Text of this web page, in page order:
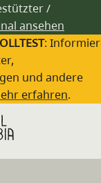
/
ansehen
:
und andere
erfahren.
4609